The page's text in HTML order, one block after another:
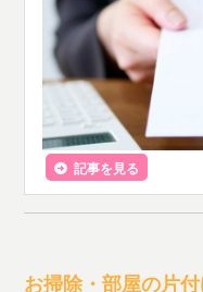
記事を見る
お掃除・部屋の片